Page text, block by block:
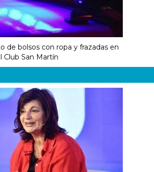
de bolsos con ropa y frazadas en
Club San Martín